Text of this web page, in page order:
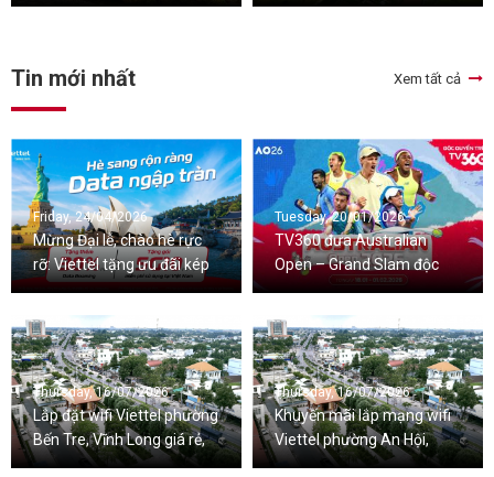
Tin mới nhất Xem tất cả
Friday, 24/04/2026
Mừng Đại lễ, chào hè rực
rỡ: Viettel tặng ưu đãi kép
Data Roaming và Data 5G
trong nước
Tuesday, 20/01/2026
TV360 đưa Australian
Open – Grand Slam độc
quyền từ 2026-2029 đến
với khán giả Việt
Thursday, 16/07/2026
Lắp đặt wifi Viettel phường
Bến Tre, Vĩnh Long giá rẻ,
nhiều ưu đãi
Thursday, 16/07/2026
Khuyến mãi lắp mạng wifi
Viettel phường An Hội,
Vĩnh Long mới nhất